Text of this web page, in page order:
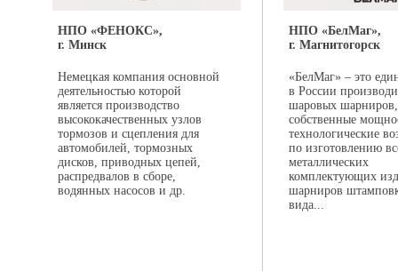
НПО «ФЕНОКС»,
г. Минск
Немецкая компания основной
деятельностью которой
является производство
высококачественных узлов
тормозов и сцепления для
автомобилей, тормозных
дисков, приводных цепей,
распредвалов в сборе,
водянных насосов и др.
НПО «БелМаг»,
г. Магнитогорск
«БелМаг» – это
в России
шаровых
собственные
технологические
по изготовлению
металлических
комплектующих
шарниров
вида...